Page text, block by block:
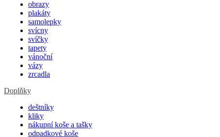
obrazy
plakáty
samolepky
svícny
svíčky
tapety
vánoční
vázy
zrcadla
Doplňky
deštníky
kliky
nákupní koše a tašky
odpadkové koše